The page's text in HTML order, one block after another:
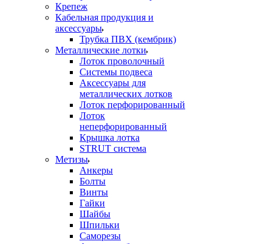
Крепеж
Кабельная продукция и
аксессуары
Трубка ПВХ (кембрик)
Металлические лотки
Лоток проволочный
Системы подвеса
Аксессуары для
металлических лотков
Лоток перфорированный
Лоток
неперфорированный
Крышка лотка
STRUT система
Метизы
Анкеры
Болты
Винты
Гайки
Шайбы
Шпильки
Саморезы